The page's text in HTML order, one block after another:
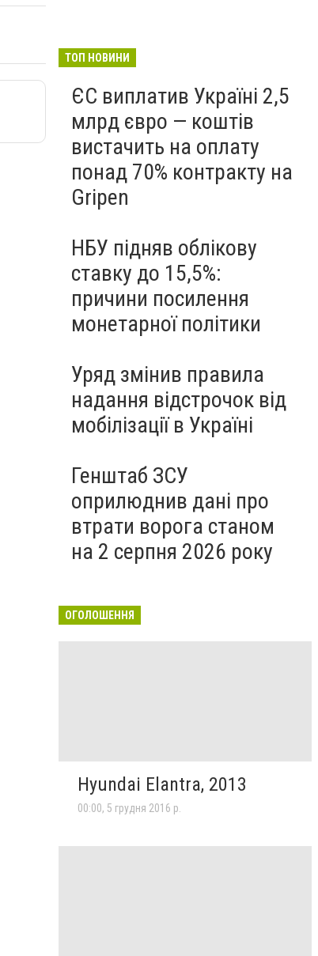
ТОП НОВИНИ
ЄС виплатив Україні 2,5
млрд євро — коштів
вистачить на оплату
понад 70% контракту на
Gripen
НБУ підняв облікову
ставку до 15,5%:
причини посилення
монетарної політики
Уряд змінив правила
надання відстрочок від
мобілізації в Україні
Генштаб ЗСУ
оприлюднив дані про
втрати ворога станом
на 2 серпня 2026 року
ОГОЛОШЕННЯ
Hyundai Elantra, 2013
00:00, 5 грудня 2016 р.